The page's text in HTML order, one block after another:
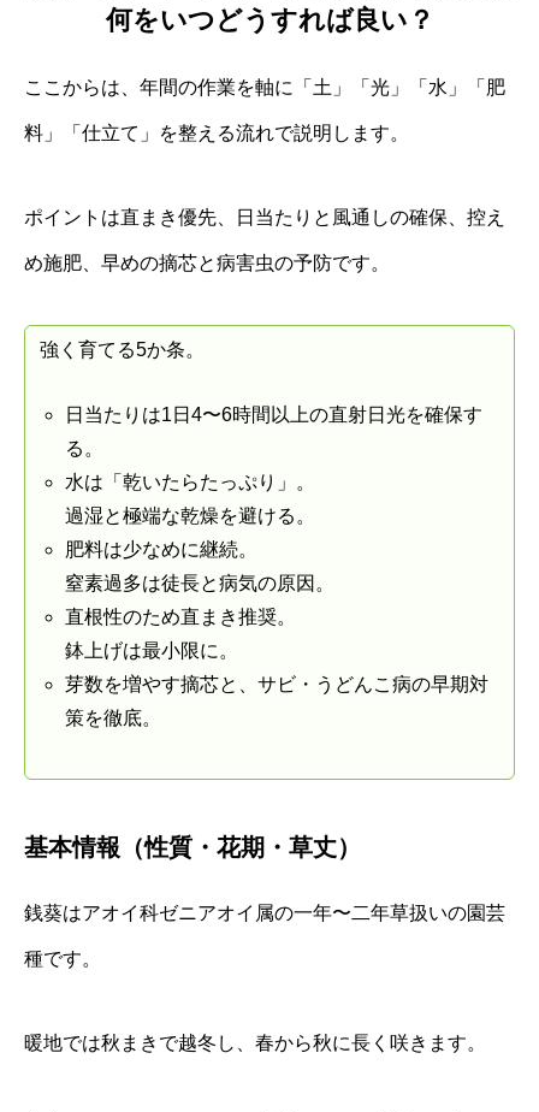
何をいつどうすれば良い？
ここからは、年間の作業を軸に「土」「光」「水」「肥
料」「仕立て」を整える流れで説明します。
ポイントは直まき優先、日当たりと風通しの確保、控え
め施肥、早めの摘芯と病害虫の予防です。
強く育てる5か条。
日当たりは1日4〜6時間以上の直射日光を確保す
る。
水は「乾いたらたっぷり」。
過湿と極端な乾燥を避ける。
肥料は少なめに継続。
窒素過多は徒長と病気の原因。
直根性のため直まき推奨。
鉢上げは最小限に。
芽数を増やす摘芯と、サビ・うどんこ病の早期対
策を徹底。
基本情報（性質・花期・草丈）
銭葵はアオイ科ゼニアオイ属の一年〜二年草扱いの園芸
種です。
暖地では秋まきで越冬し、春から秋に長く咲きます。